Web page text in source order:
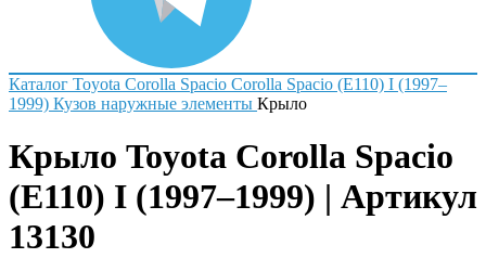
Каталог Toyota Corolla Spacio Corolla Spacio (E110) I (1997–
1999) Кузов наружные элементы Крыло
Крыло Toyota Corolla Spacio
(E110) I (1997–1999) | Артикул
13130